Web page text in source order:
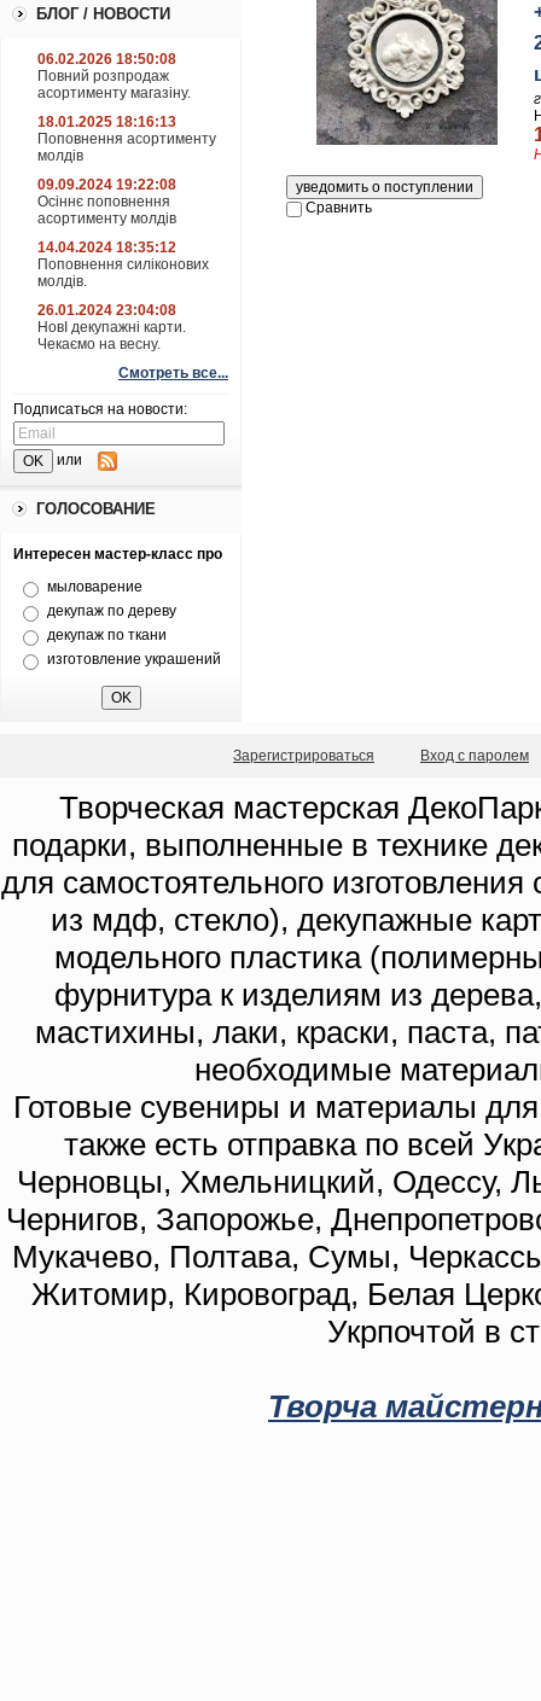
БЛОГ / НОВОСТИ
06.02.2026 18:50:08
Повний розпродаж
асортименту магазіну.
18.01.2025 18:16:13
Поповнення асортименту
молдів
09.09.2024 19:22:08
Осіннє поповнення
асортименту молдів
14.04.2024 18:35:12
Поповнення силіконових
молдів.
26.01.2024 23:04:08
НовІ декупажні карти.
Чекаємо на весну.
Смотреть все...
Подписаться на новости:
или
ГОЛОСОВАНИЕ
Интересен мастер-класс про
мыловарение
декупаж по дереву
декупаж по ткани
изготовление украшений
Сравнить
Зарегистрироваться Вход с паролем
Творческая мастерская
подарки, выполненные в технике
для самостоятельного
из мдф, стекло), декупажные
модельного пластика
фурнитура к изделиям из
мастихины, лаки, краски, паста,
необходимые
Готовые сувениры и материалы
также есть отправка по всей
Черновцы, Хмельницкий, Одессу,
Чернигов, Запорожье,
Мукачево, Полтава, Сумы,
Житомир, Кировоград, Белая
Укрпочтой в
Творча